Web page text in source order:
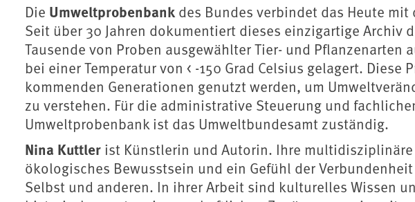
Die Umweltprobenbank des Bundes verbindet das Heute mit
Seit über 30 Jahren dokumentiert dieses einzigartige Archiv
Tausende von Proben ausgewählter Tier- und Pflanzenarten
bei einer Temperatur von < -150 Grad Celsius gelagert. Diese
kommenden Generationen genutzt werden, um
zu verstehen. Für die administrative Steuerung und
Umweltprobenbank ist das Umweltbundesamt zuständig.
Nina Kuttler ist Künstlerin und Autorin. Ihre multidisziplinäre
ökologisches Bewusstsein und ein Gefühl der
Selbst und anderen. In ihrer Arbeit sind kulturelles Wissen